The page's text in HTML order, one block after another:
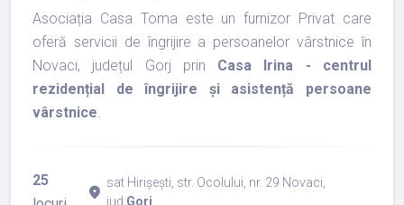
Asociația Casa Toma este un furnizor Privat care
oferă servicii de îngrijire a persoanelor vârstnice în
Novaci, județul Gorj prin Casa Irina - centrul
rezidențial de îngrijire și asistență persoane
vârstnice.
25
place
sat Hirișești, str. Ocolului, nr. 29 Novaci,
jud. Gorj